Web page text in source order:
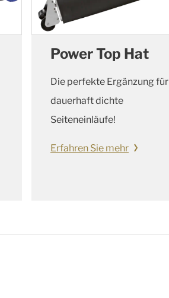
Power Top Hat
Die perfekte Ergänzung für
dauerhaft dichte
Seiteneinläufe!
Erfahren Sie mehr